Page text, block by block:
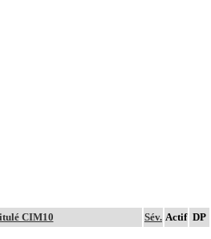
CIM10 Sév. Actif DP